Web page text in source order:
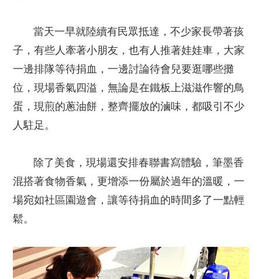
當天一早就陸續有民眾抵達，不少家長帶著孩
子，有些人牽著小朋友，也有人推著娃娃車，大家
一邊排隊等待捐血，一邊討論待會兒要逛哪些攤
位，現場香氣四溢，無論是在鐵板上滋滋作響的鳥
蛋，現煎的蔥油餅，整齊擺放的滷味，都吸引不少
人駐足。
除了美食，現場還安排春聯書寫體驗，筆墨香
混搭著食物香氣，更增添一份屬於過年的溫暖，一
場宛如社區園遊會，讓等待捐血的時間多了一點輕
鬆。